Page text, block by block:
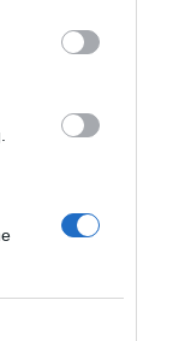
TARIFFE
TARIFFE